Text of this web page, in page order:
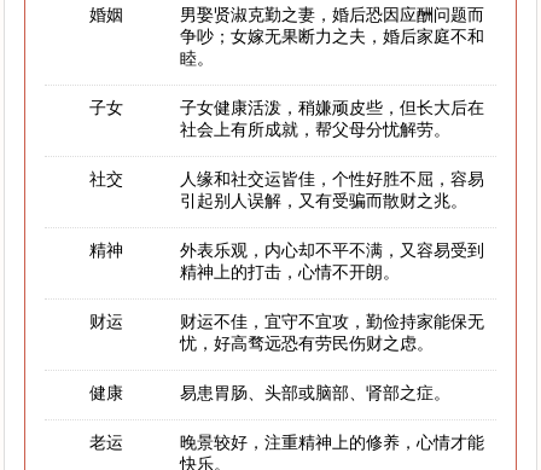
婚姻
男娶贤淑克勤之妻，婚后恐因应酬问题而
争吵；女嫁无果断力之夫，婚后家庭不和
睦。
子女
子女健康活泼，稍嫌顽皮些，但长大后在
社会上有所成就，帮父母分忧解劳。
社交
人缘和社交运皆佳，个性好胜不屈，容易
引起别人误解，又有受骗而散财之兆。
精神
外表乐观，内心却不平不满，又容易受到
精神上的打击，心情不开朗。
财运
财运不佳，宜守不宜攻，勤俭持家能保无
忧，好高骛远恐有劳民伤财之虑。
健康 易患胃肠、头部或脑部、肾部之症。
老运
晚景较好，注重精神上的修养，心情才能
快乐。